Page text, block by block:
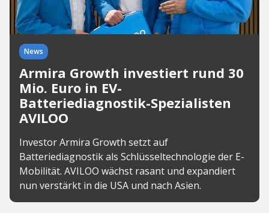
News
Armira Growth investiert rund 30
Mio. Euro in EV-
Batteriediagnostik-Spezialisten
AVILOO
Investor Armira Growth setzt auf
Batteriediagnostik als Schlüsseltechnologie der E-
Mobilität. AVILOO wächst rasant und expandiert
nun verstärkt in die USA und nach Asien.